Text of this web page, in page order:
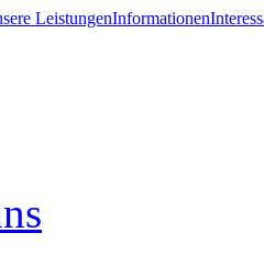
LeistungenInformationen